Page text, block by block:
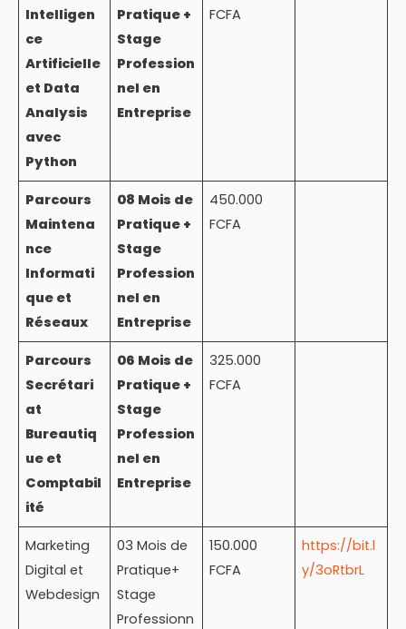
Intelligen
ce
Artificielle
et Data
Analysis
avec
Python
Pratique +
Stage
Profession
nel en
Entreprise
FCFA
Parcours
Maintena
nce
Informati
que et
Réseaux
08 Mois de
Pratique +
Stage
Profession
nel en
Entreprise
450.000
FCFA
Parcours
Secrétari
at
Bureautiq
ue et
Comptabil
ité
06 Mois de
Pratique +
Stage
Profession
nel en
Entreprise
325.000
FCFA
Marketing
Digital et
Webdesign
03 Mois de
Pratique+
Stage
Professionn
150.000
FCFA
https://bit.l
y/3oRtbrL